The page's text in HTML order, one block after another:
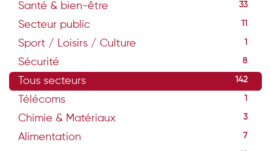
Santé & bien-être 33
Secteur public 11
Sport / Loisirs / Culture 1
Sécurité 8
Tous secteurs 142
Télécoms 1
Chimie & Matériaux 3
Alimentation 7